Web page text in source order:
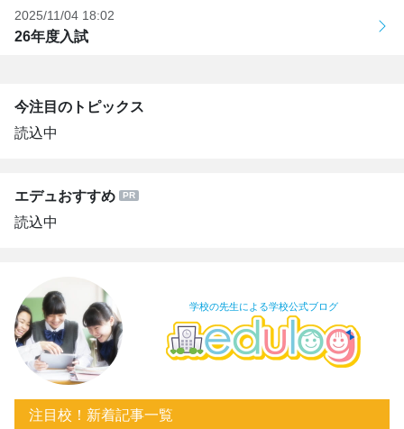
2025/11/04 18:02
26年度入試
今注目のトピックス
読込中
エデュおすすめ
読込中
学校の先生による学校公式ブログ
注目校！新着記事一覧